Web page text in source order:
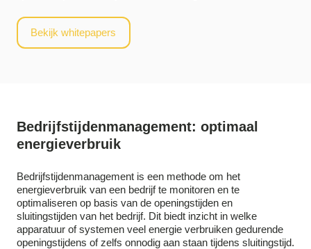
Bekijk whitepapers
Bedrijfstijdenmanagement: optimaal
energieverbruik
Bedrijfstijdenmanagement is een methode om het
energieverbruik van een bedrijf te monitoren en te
optimaliseren op basis van de openingstijden en
sluitingstijden van het bedrijf. Dit biedt inzicht in welke
apparatuur of systemen veel energie verbruiken gedurende
openingstijdens of zelfs onnodig aan staan tijdens sluitingstijd.